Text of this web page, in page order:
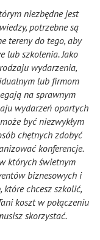
niezbędne jest
potrzebne są
tereny do tego, aby
lub szkolenia. Jako
wydarzenia,
lub firmom
na sprawnym
wydarzeń opartych
być niezwykłym
chętnych zdobyć
konferencje.
których świetnym
biznesowych i
chcesz szkolić,
koszt w połączeniu
skorzystać.